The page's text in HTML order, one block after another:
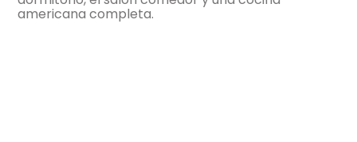
armario,
-vitrocerámicamicroondas, frigorífico bajo
americana completa.